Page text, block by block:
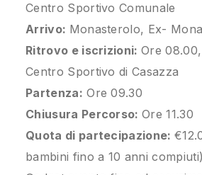
Centro Sportivo Comunale
Arrivo: Monasterolo, Ex-
Ritrovo e iscrizioni:Ore
Centro Sportivo di Casazza
Partenza: Ore 09.30
Chiusura Percorso:Ore 11.30
Quota di partecipazione:
bambini fino a 10 anni compiuti)